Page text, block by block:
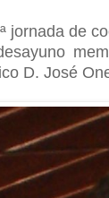
jornada de
D. José